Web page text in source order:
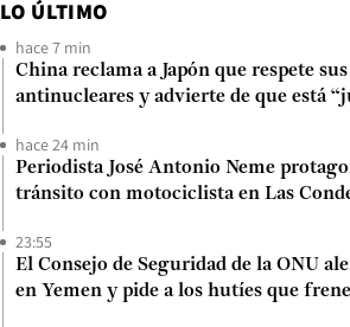
LO ÚLTIMO
hace 7 min
China reclama a Japón que respete
antinucleares y advierte de que está
hace 24 min
Periodista José Antonio Neme
tránsito con motociclista en Las
23:55
El Consejo de Seguridad de la ONU
en Yemen y pide a los hutíes que